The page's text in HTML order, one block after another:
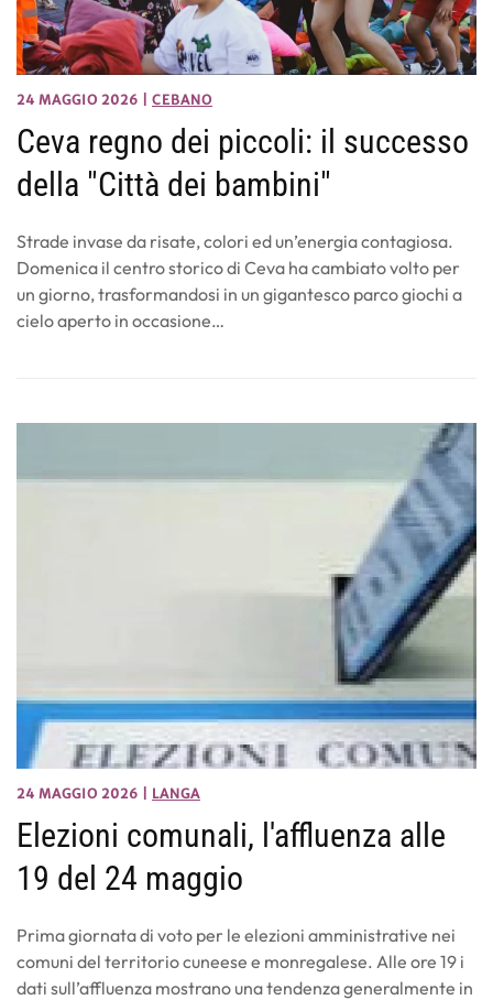
24 MAGGIO 2026 CEBANO
Ceva regno dei piccoli: il successo
della "Città dei bambini"
Strade invase da risate, colori ed un’energia contagiosa.
Domenica il centro storico di Ceva ha cambiato volto per
un giorno, trasformandosi in un gigantesco parco giochi a
cielo aperto in occasione…
24 MAGGIO 2026 LANGA
Elezioni comunali, l'affluenza alle
19 del 24 maggio
Prima giornata di voto per le elezioni amministrative nei
comuni del territorio cuneese e monregalese. Alle ore 19 i
dati sull’affluenza mostrano una tendenza generalmente in